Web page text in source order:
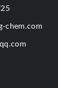
chem.com